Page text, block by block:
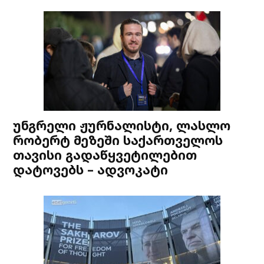
უნგრელი ჟურნალისტი, ლასლო
რობერტ მეზეში საქართველოს
თავისი გადაწყვეტილებით
დატოვებს – ადვოკატი